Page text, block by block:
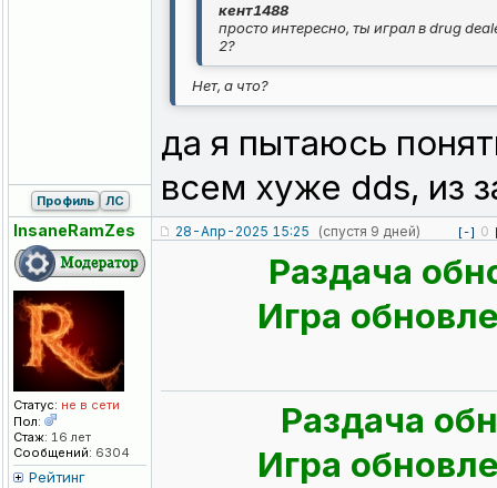
кент1488
просто интересно, ты играл в drug
2?
Нет, а что?
да я пытаюсь
всем хуже dds, из
Профиль ЛС
InsaneRamZes
Статус: не в сети
Пол:
Стаж: 16 лет
Сообщений: 6304
Рейтинг
28-Апр-2025 15:25 (спустя 9 дней) [-] 0
Раздача
Игра
Раздача
Игра